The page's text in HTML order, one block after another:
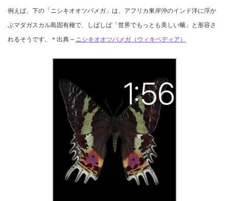
例えば、下の「ニシキオオツバメガ」は、アフリカ東岸沖のインド洋に浮か
ぶマダガスカル島固有種で、しばしば「世界でもっとも美しい蛾」と形容さ
れるそうです。＊出典 – ニシキオオツバメガ（ウィキペディア）